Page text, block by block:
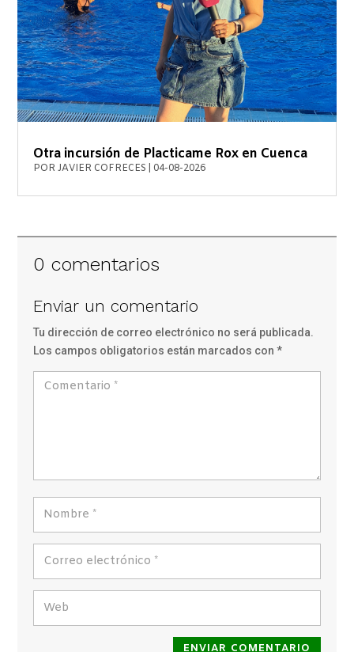
Otra incursión de Placticame Rox en Cuenca
PORJAVIER COFRECES 04-08-2026
0 comentarios
Enviar un comentario
Tu dirección de correo electrónico no será publicada.
Los campos obligatorios están marcados con*
ENVIAR COMENTARIO